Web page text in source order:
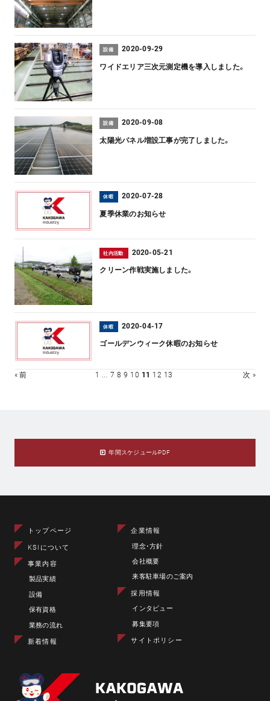
設備 2020-09-29
ワイドエリア三次元測定機を導入しました。
設備 2020-09-08
太陽光パネル増設工事が完了しました。
休暇 2020-07-28
夏季休業のお知らせ
社内活動 2020-05-21
クリーン作戦実施しました。
休暇 2020-04-17
ゴールデンウィーク休暇のお知らせ
« 前 1 7 8 9 10 11 12 13 次 »
年間スケジュールPDF
トップページ
KSIについて
事業内容
製品実績
設備
保有資格
業務の流れ
新着情報
企業情報
理念･方針
会社概要
来客駐車場のご案内
採用情報
インタビュー
募集要項
サイトポリシー